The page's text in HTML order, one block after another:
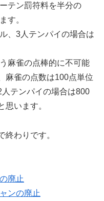
テン罰符料を半分の
す。
、3人テンパイの場合は
麻雀の点棒的に不可能
麻雀の点数は100点単位
テンパイの場合は800
思います。
終わりです。
廃止
ンの廃止